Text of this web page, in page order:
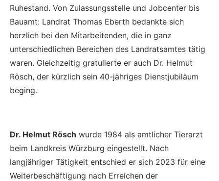
Ruhestand. Von Zulassungsstelle und Jobcenter bis
Bauamt: Landrat Thomas Eberth bedankte sich
herzlich bei den Mitarbeitenden, die in ganz
unterschiedlichen Bereichen des Landratsamtes tätig
waren. Gleichzeitig gratulierte er auch Dr. Helmut
Rösch, der kürzlich sein 40-jähriges Dienstjubiläum
beging.
Dr. Helmut Rösch wurde 1984 als amtlicher Tierarzt
beim Landkreis Würzburg eingestellt. Nach
langjähriger Tätigkeit entschied er sich 2023 für eine
Weiterbeschäftigung nach Erreichen der